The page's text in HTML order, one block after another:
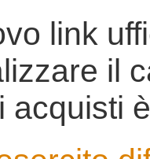
link
il
acquisti